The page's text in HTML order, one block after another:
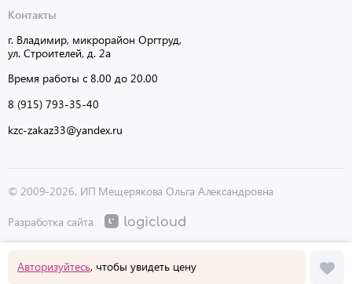
Авторизуйтесь, чтобы увидеть цену
Контакты
г. Владимир, микрорайон Оргтруд,
ул. Строителей, д. 2а
Время работы с 8.00 до 20.00
8 (915) 793-35-40
kzc-zakaz33@yandex.ru
© 2009-2026, ИП Мещерякова Ольга Александровна
Разработка сайта